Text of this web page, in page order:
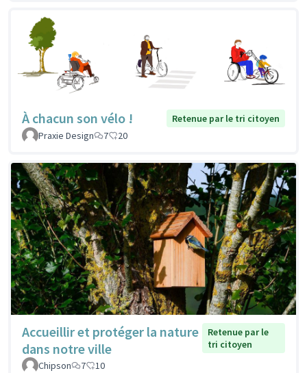
À chacun son vélo !
Retenue par le tri citoyen
Praxie Design
7 20
Accueillir et protéger la nature
dans notre ville
Retenue par le
tri citoyen
Chipson
7 10